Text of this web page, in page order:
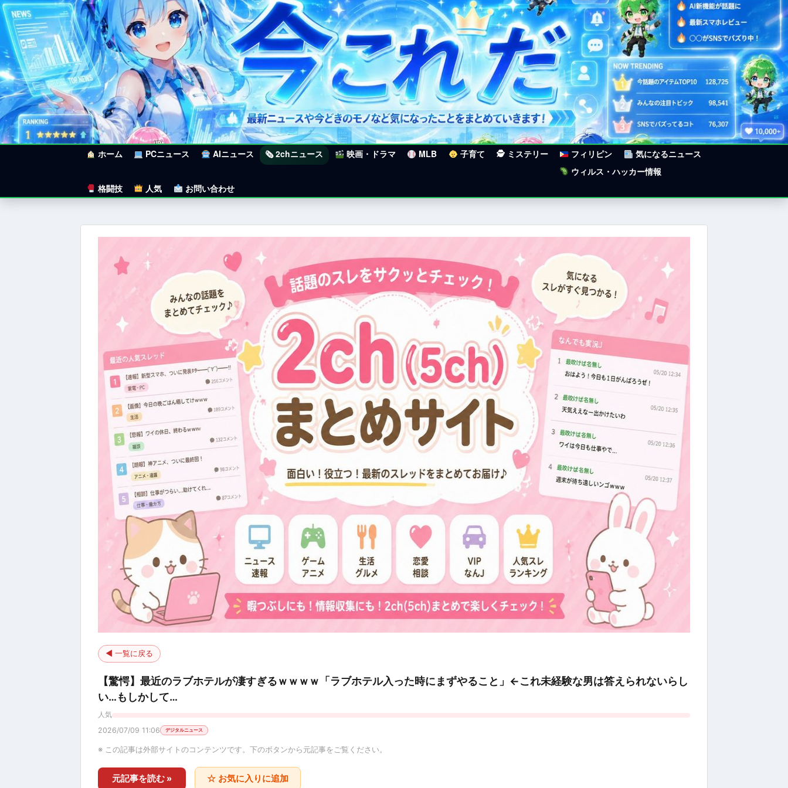
ホーム PCニュース AIニュース 🗞 2chニュース 映画・ドラマ MLB 子育て 🕵 ミステリー フィリピン
気になるニュース
ウィルス・ハッカー情報
格闘技
人気 お問い合わせ
◀ 一覧に戻る
【驚愕】最近のラブホテルが凄すぎるｗｗｗｗ「ラブホテル入った時にまずやること」←これ未経験な男は答えられないらし
い…もしかして…
人気
2026/07/09 11:06 デジタルニュース
※ この記事は外部サイトのコンテンツです。下のボタンから元記事をご覧ください。
元記事を読む » ☆ お気に入りに追加